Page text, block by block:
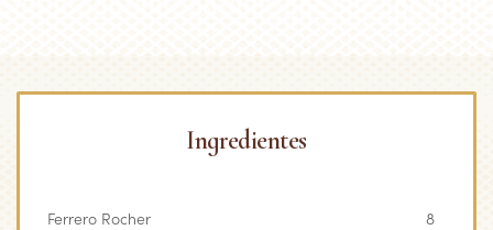
Ingredientes
Ferrero Rocher 8